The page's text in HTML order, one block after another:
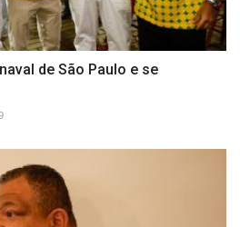
de São Paulo e se